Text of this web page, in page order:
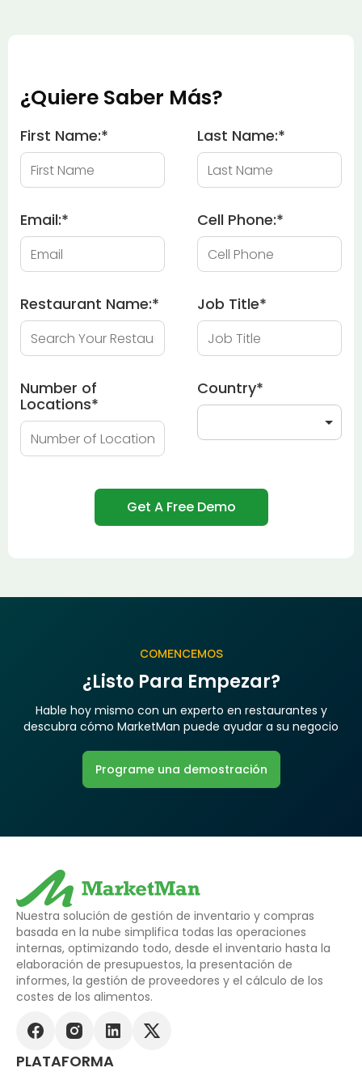
¿Quiere Saber Más?
First Name:* Last Name:*
Email:* Cell Phone:*
Restaurant Name:* Job Title*
Number of
Locations*
Country*
COMENCEMOS
¿Listo Para Empezar?
Hable hoy mismo con un experto en restaurantes y
descubra cómo MarketMan puede ayudar a su negocio
Programe una demostración
Nuestra solución de gestión de inventario y compras
basada en la nube simplifica todas las operaciones
internas, optimizando todo, desde el inventario hasta la
elaboración de presupuestos, la presentación de
informes, la gestión de proveedores y el cálculo de los
costes de los alimentos.
PLATAFORMA